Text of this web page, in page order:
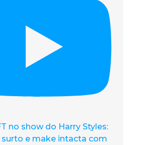
no show do Harry Styles:
e make intacta com